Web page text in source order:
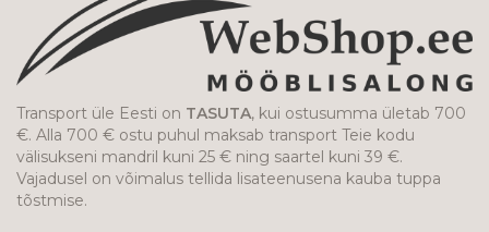
Transport üle Eesti on TASUTA, kui ostusumma ületab 700
€. Alla 700 € ostu puhul maksab transport Teie kodu
välisukseni mandril kuni 25 € ning saartel kuni 39 €.
Vajadusel on võimalus tellida lisateenusena kauba tuppa
tõstmise.